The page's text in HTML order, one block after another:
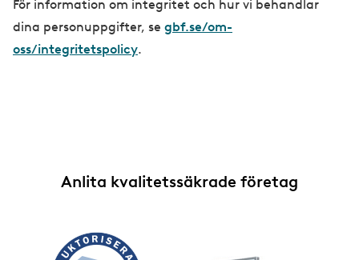
För information om integritet och hur vi behandlar
dina personuppgifter, se gbf.se/om-
oss/integritetspolicy.
Anlita kvalitetssäkrade företag